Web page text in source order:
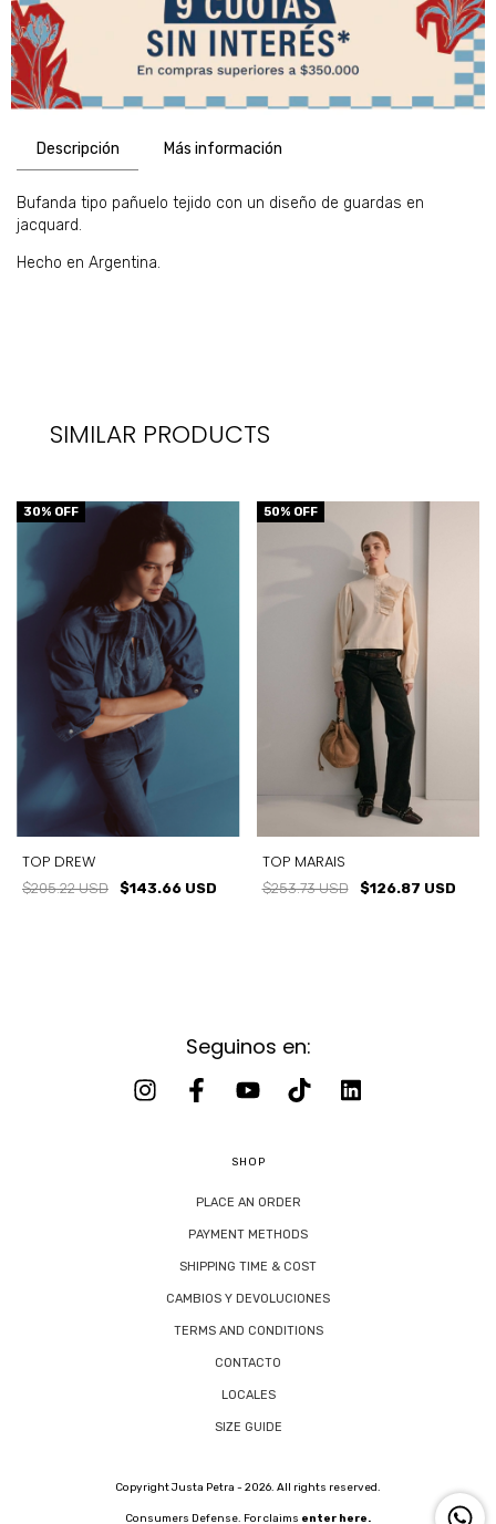
Descripción Más información
Bufanda tipo pañuelo tejido con un diseño de guardas en
jacquard.
Hecho en Argentina.
SIMILAR PRODUCTS
30% OFF
TOP DREW
$205.22 USD $143.66 USD
50% OFF
TOP MARAIS
$253.73 USD $126.87 USD
Seguinos en:
SHOP
PLACE AN ORDER
PAYMENT METHODS
SHIPPING TIME & COST
CAMBIOS Y DEVOLUCIONES
TERMS AND CONDITIONS
CONTACTO
LOCALES
SIZE GUIDE
Copyright Justa Petra - 2026. All rights reserved.
Consumers Defense. For claims enter here.